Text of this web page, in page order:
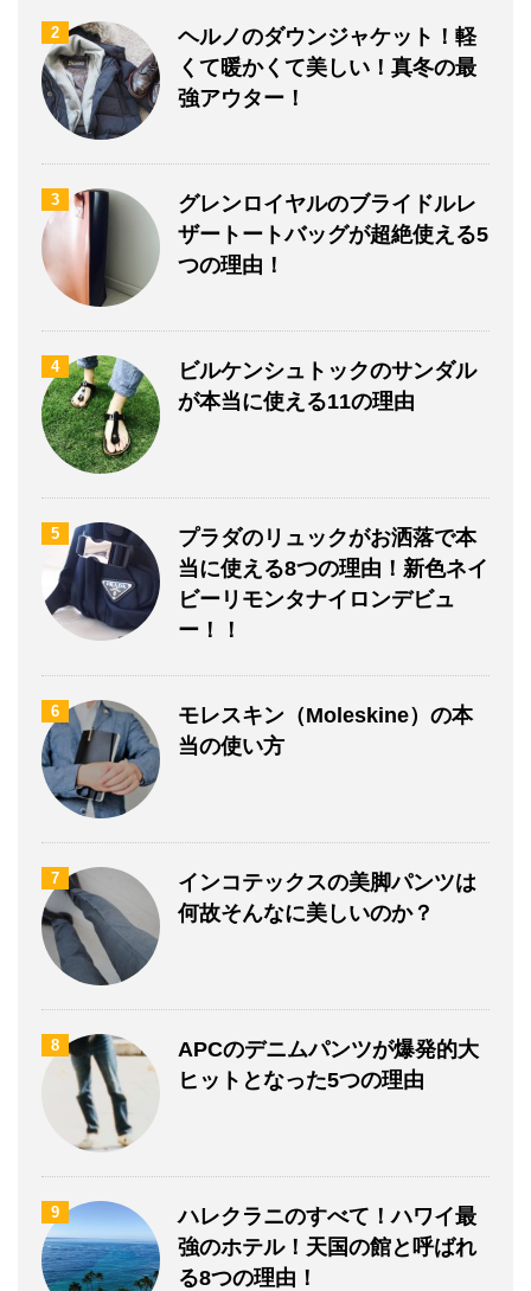
2
ヘルノのダウンジャケット！軽
くて暖かくて美しい！真冬の最
強アウター！
3
グレンロイヤルのブライドルレ
ザートートバッグが超絶使える5
つの理由！
4
ビルケンシュトックのサンダル
が本当に使える11の理由
5
プラダのリュックがお洒落で本
当に使える8つの理由！新色ネイ
ビーリモンタナイロンデビュ
ー！！
6
モレスキン（Moleskine）の本
当の使い方
7
インコテックスの美脚パンツは
何故そんなに美しいのか？
8
APCのデニムパンツが爆発的大
ヒットとなった5つの理由
9
ハレクラニのすべて！ハワイ最
強のホテル！天国の館と呼ばれ
る8つの理由！